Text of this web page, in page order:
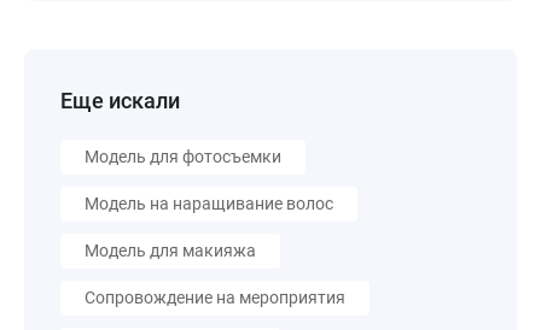
Еще искали
Модель для фотосъемки
Модель на наращивание волос
Модель для макияжа
Сопровождение на мероприятия